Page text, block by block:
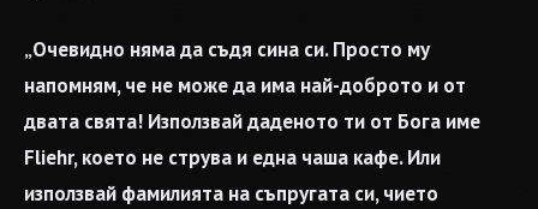
„Очевидно няма да съдя сина си. Просто му
напомням, че не може да има най-доброто и от
двата свята! Използвай даденото ти от Бога име
Fliehr, което не струва и една чаша кафе. Или
използвай фамилията на съпругата си, чието